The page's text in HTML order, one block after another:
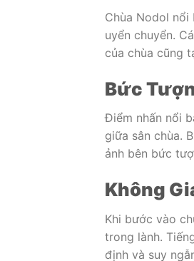
Chùa Nodol
uyển chuyển.
của chùa cũng
Bức
Điểm nhấn nổi
giữa sân chùa.
ảnh bên bức
Không
Khi bước vào
trong lành.
định và suy